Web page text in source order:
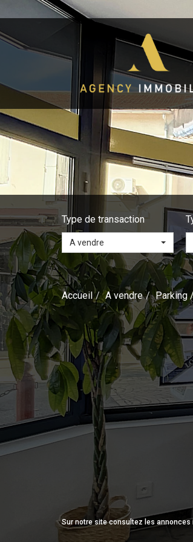
Type de transaction
A vendre
Accueil A vendre Parking
Sur notre site consultez les annonces